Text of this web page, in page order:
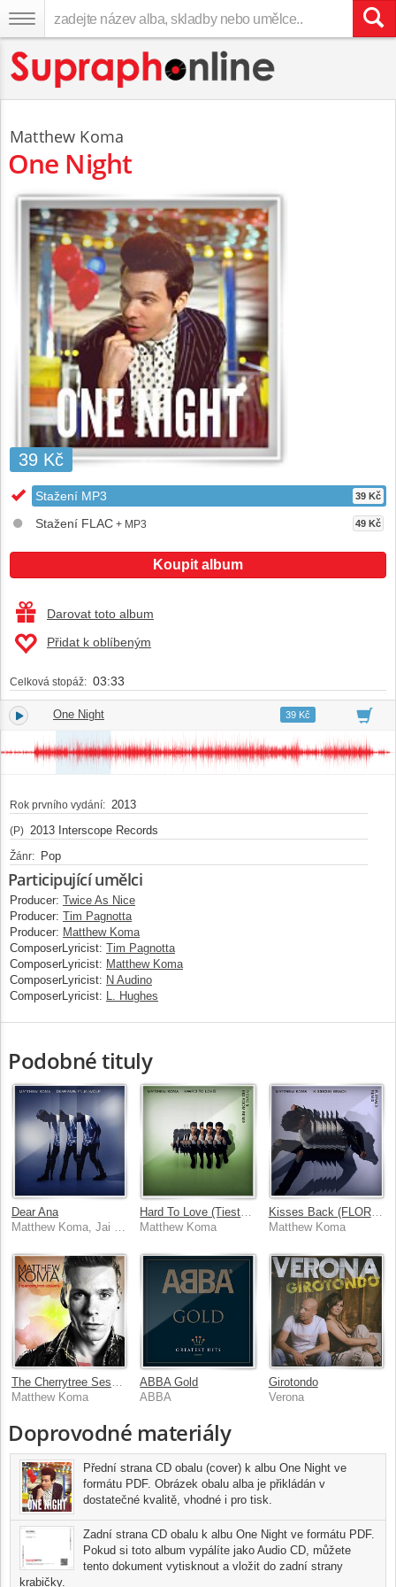
Matthew Koma
One Night
39 Kč
Stažení MP3 39 Kč
Stažení FLAC + MP3 49 Kč
Koupit album
Darovat toto album
Přidat k oblíbeným
Celková stopáž: 03:33
1. One Night 03:3339 Kč
Rok prvního vydání: 2013
(P) 2013 Interscope Records
Žánr: Pop
Participující umělci
Producer: Twice As Nice
Producer: Tim Pagnotta
Producer: Matthew Koma
ComposerLyricist: Tim Pagnotta
ComposerLyricist: Matthew Koma
ComposerLyricist: N Audino
ComposerLyricist: L. Hughes
Podobné tituly
Dear Ana
Matthew Koma
Kisses Back (FLORALS Remix)
Matthew Koma
The Cherrytree Sessions
Matthew Koma
ABBA Gold
ABBA
Girotondo
Verona
Doprovodné materiály
Přední strana CD obalu (cover) k albu One Night ve
formátu PDF. Obrázek obalu alba je přikládán v
dostatečné kvalitě, vhodné i pro tisk.
Zadní strana CD obalu k albu One Night ve formátu PDF.
Pokud si toto album vypálíte jako Audio CD, můžete
tento dokument vytisknout a vložit do zadní strany
krabičky.